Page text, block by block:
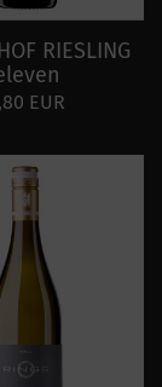
RIESLING
EUR